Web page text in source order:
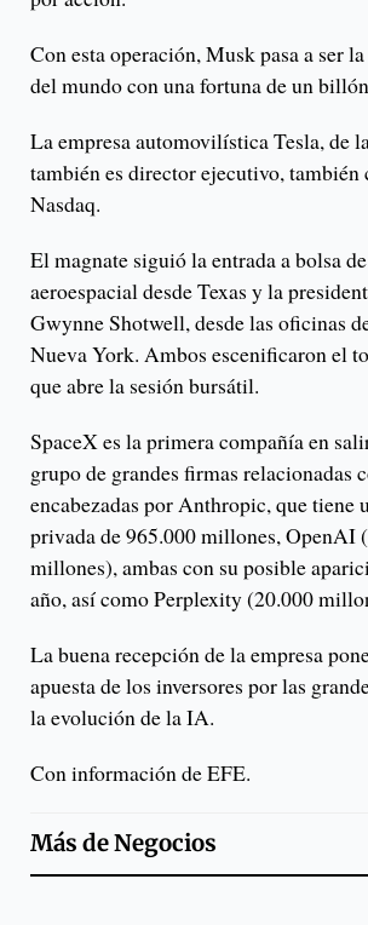
Con esta operación, Musk pasa a ser
del mundo con una fortuna de un
La empresa automovilística Tesla, de
también es director ejecutivo, también
Nasdaq.
El magnate siguió la entrada a bolsa
aeroespacial desde Texas y la
Gwynne Shotwell, desde las oficinas
Nueva York. Ambos escenificaron el
que abre la sesión bursátil.
SpaceX es la primera compañía en
grupo de grandes firmas relacionadas
encabezadas por Anthropic, que tiene
privada de 965.000 millones, OpenAI
millones), ambas con su posible
año, así como Perplexity (20.000
La buena recepción de la empresa
apuesta de los inversores por las
la evolución de la IA.
Con información de EFE.
Más deNegocios